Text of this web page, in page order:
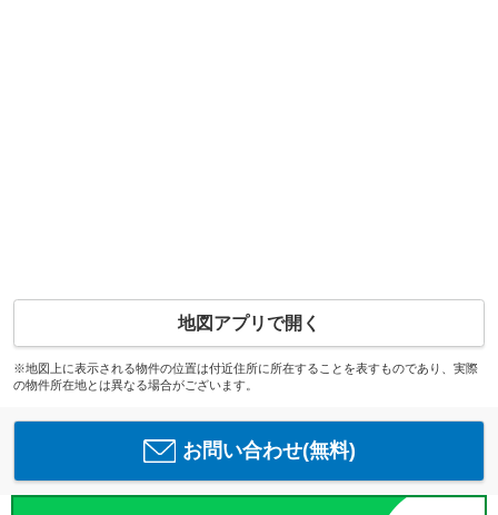
地図アプリで開く
※地図上に表示される物件の位置は付近住所に所在することを表すものであり、実際
の物件所在地とは異なる場合がございます。
お問い合わせ(無料)